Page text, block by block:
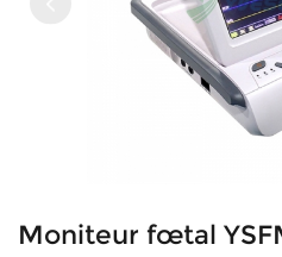
Moniteur fœtal